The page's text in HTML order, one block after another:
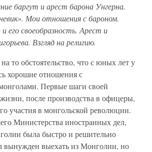
баргут и арест барона Унгерна.
Мои отношения с бароном.
его своеобразность. Арест и
Взгляд на религию.
то обстоятельство, что с юных лет у
хорошие отношения с
Первые шаги своей
после производства в офицеры,
участия в монгольской революции.
Министерства иностранных дел,
была быстро и решительно
вынужден выехать из Монголии, но